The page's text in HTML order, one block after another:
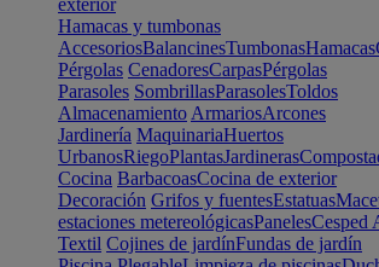
exterior
Hamacas y tumbonas
AccesoriosBalancinesTumbonasHamacas
Pérgolas CenadoresCarpasPérgolas
Parasoles SombrillasParasolesToldos
Almacenamiento ArmariosArcones
Jardinería MaquinariaHuertos
UrbanosRiegoPlantasJardineras
Cocina BarbacoasCocina de exterior
Decoración Grifos y fuentesEstatuas
estaciones metereológicasPanelesCesped
Textil Cojines de jardínFundas de jardín